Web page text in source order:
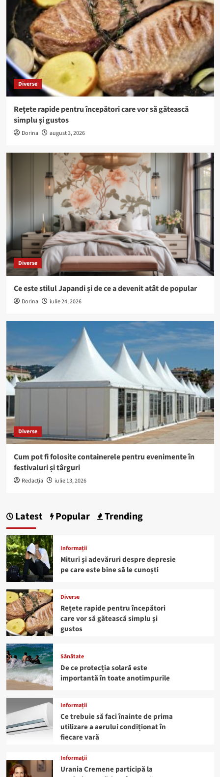
Diverse
Rețete rapide pentru începători care vor să gătească
simplu și gustos
Dorina august 3, 2026
Diverse
Ce este stilul Japandi și de ce a devenit atât de popular
Dorina iulie 24, 2026
Diverse
Cum pot fi folosite containerele pentru evenimente în
festivaluri și târguri
Redacția iulie 13, 2026
Latest Popular Trending
Informații
Mituri și adevăruri despre depresie
pe care este bine să le cunoști
Diverse
Rețete rapide pentru începători
care vor să gătească simplu și
gustos
Sănătate
De ce protecția solară este
importantă în toate anotimpurile
Informații
Ce trebuie să faci înainte de prima
utilizare a aerului condiționat în
fiecare vară
Informații
Urania Cremene participă la